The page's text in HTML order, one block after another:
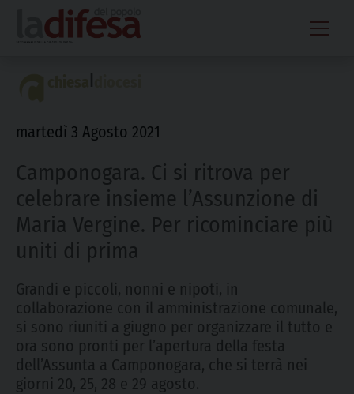
content
martedì 3 Agosto 2021
Camponogara. Ci si ritrova per
celebrare insieme l’Assunzione di
Maria Vergine. Per ricominciare più
uniti di prima
Grandi e piccoli, nonni e nipoti, in
collaborazione con il amministrazione comunale,
si sono riuniti a giugno per organizzare il tutto e
ora sono pronti per l’apertura della festa
dell’Assunta a Camponogara, che si terrà nei
giorni 20, 25, 28 e 29 agosto.